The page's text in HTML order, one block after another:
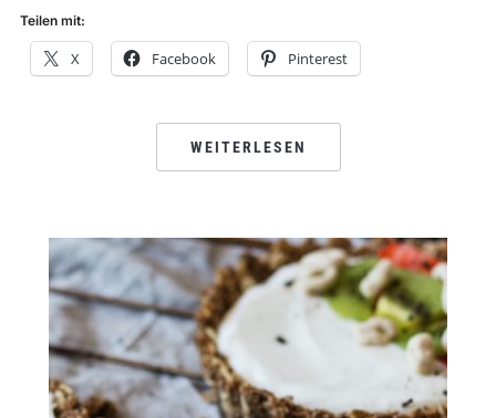
Teilen mit:
X Facebook Pinterest
WEITERLESEN